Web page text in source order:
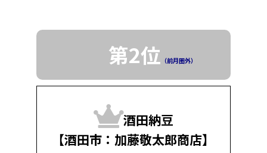
第2位 （前月圏外）
酒田納豆
【酒田市：加藤敬太郎商店】